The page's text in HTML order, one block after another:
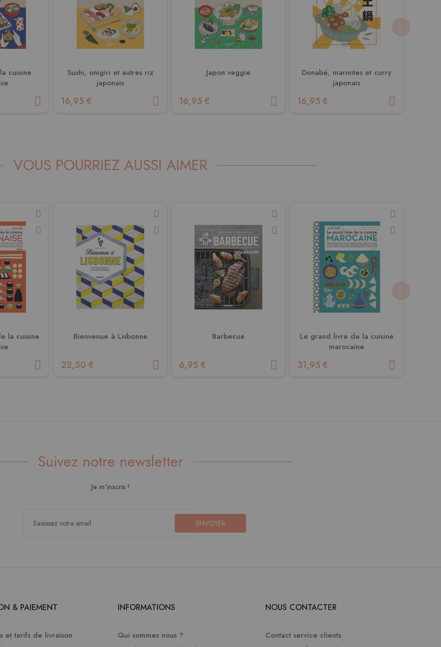
cuisine
Sushi, onigiri et autres riz
japonais
16,95 €
Japon veggie
16,95 €
Donabé, marmites et curry
japonais
16,95 €
VOUS POURRIEZ AUSSI AIMER
la cuisine
Bienvenue à Lisbonne
22,50 €
Barbecue
6,95 €
Le grand livre de la cuisine
marocaine
31,95 €
Suivez notre newsletter
Je m'inscris !
ENVOYER
& PAIEMENT
et tarifs de livraison
INFORMATIONS
Qui sommes nous ?
NOUS CONTACTER
Contact service clients